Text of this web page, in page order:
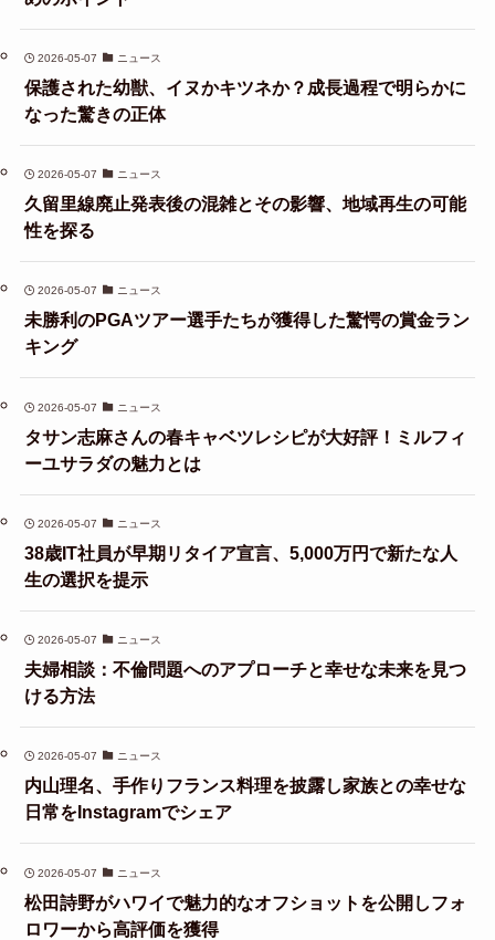
2026-05-07 ニュース
保護された幼獣、イヌかキツネか？成長過程で明らかに
なった驚きの正体
2026-05-07 ニュース
久留里線廃止発表後の混雑とその影響、地域再生の可能
性を探る
2026-05-07 ニュース
未勝利のPGAツアー選手たちが獲得した驚愕の賞金ラン
キング
2026-05-07 ニュース
タサン志麻さんの春キャベツレシピが大好評！ミルフィ
ーユサラダの魅力とは
2026-05-07 ニュース
38歳IT社員が早期リタイア宣言、5,000万円で新たな人
生の選択を提示
2026-05-07 ニュース
夫婦相談：不倫問題へのアプローチと幸せな未来を見つ
ける方法
2026-05-07 ニュース
内山理名、手作りフランス料理を披露し家族との幸せな
日常をInstagramでシェア
2026-05-07 ニュース
松田詩野がハワイで魅力的なオフショットを公開しフォ
ロワーから高評価を獲得